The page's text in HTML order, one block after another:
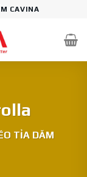
CAVINA
TỈA DĂM